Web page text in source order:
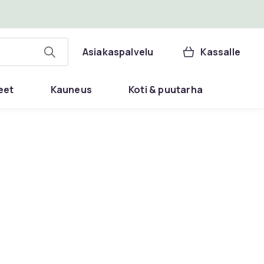
Asiakaspalvelu Kassalle
Kauneus Koti & puutarha